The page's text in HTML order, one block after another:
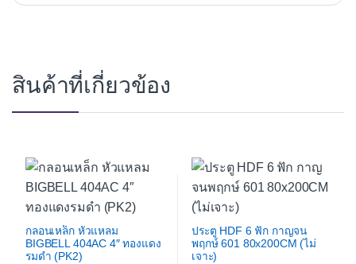
สินค้าที่เกี่ยวข้อง
กลอนเหล็ก หัวแหลม
BIGBELL 404AC 4″ ทองแดง
รมดำ (PK2)
ประตู HDF 6 ฟัก กาญจน
พฤกษ์ 601 80x200CM (ไม่
เจาะ)